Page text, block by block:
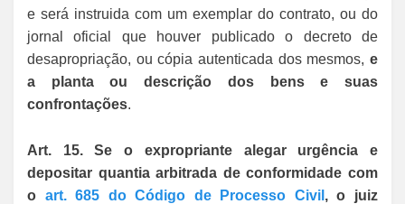
e será instruida com um exemplar do contrato, ou do
jornal oficial que houver publicado o decreto de
desapropriação, ou cópia autenticada dos mesmos, e
a planta ou descrição dos bens e suas
confrontações.
Art. 15. Se o expropriante alegar urgência e
depositar quantia arbitrada de conformidade com
o art. 685 do Código de Processo Civil , o juiz